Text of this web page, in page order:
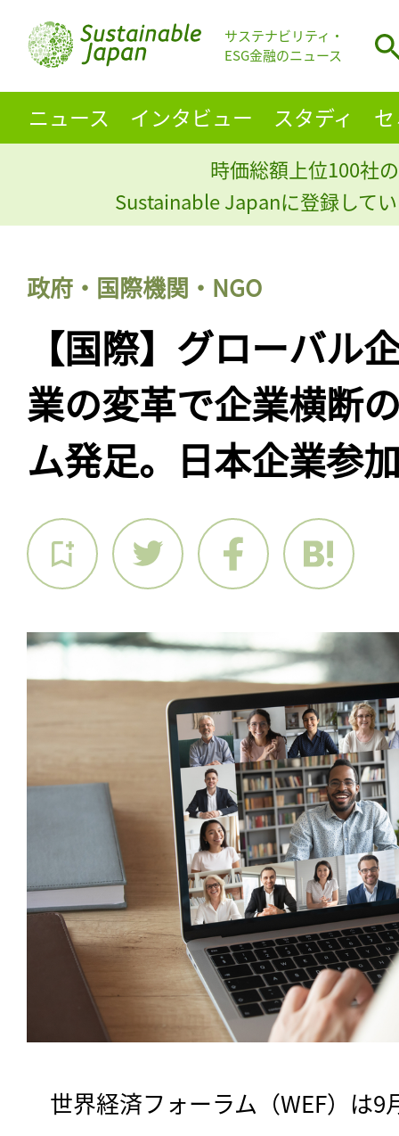
サステナビリティ・
ESG金融のニュース
ニュース インタビュー スタディ
時価総額上位100社
Sustainable Japanに登録して
政府・国際機関・NGO
【国際】グローバル
業の変革で企業横断
ム発足。日本企業参
世界経済フォーラム（WEF）は9